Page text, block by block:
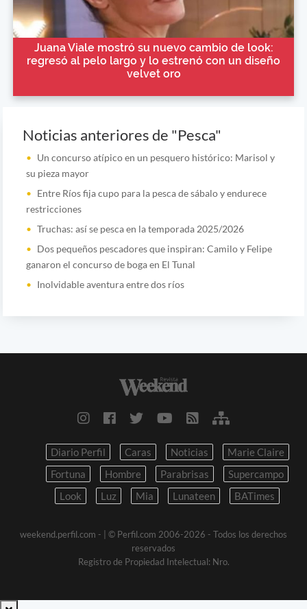
Juana Viale mostró su nuevo cambio de look:
regresó al pelo largo y lo estrenó con un diseño
velvet oro
Noticias anteriores de "Pesca"
Un concurso atípico en un pesquero histórico: Marisol y
su pieza mayor
Entre Ríos fija cupo para la pesca de sábalo y endurece
restricciones
Truchas: así se pesca en la temporada 2025/2026
Dos pequeños pescadores que inspiran: Camilo y Felipe
ganaron el concurso de boga en El Tunal
Inolvidable aventura entre dos ríos
Diario Perfil Caras Noticias
Marie Claire
Fortuna
Hombre Parabrisas
Supercampo
Look
Luz Mia Lunateen BATimes
weekend.perfil.com -
| © Perfil.com 2006-2026 - Todos los derechos
reservados
Registro de Propiedad Intelectual: Nro.